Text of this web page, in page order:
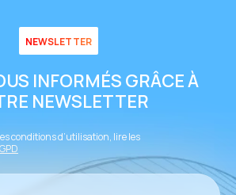
NEWSLETTER
INFORMÉS GRÂCE À
NEWSLETTER
conditions d’utilisation, lire les